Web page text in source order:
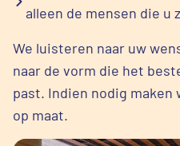
alleen de mensen die u
We luisteren naar uw
naar de vorm die het
past. Indien nodig maken
op maat.